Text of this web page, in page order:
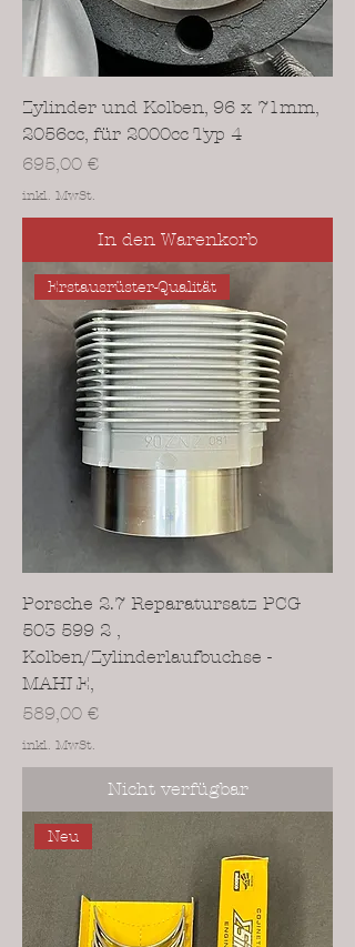
Zylinder und Kolben, 96 x 71mm,
2056cc, für 2000cc Typ 4
Preis
695,00 €
inkl. MwSt.
In den Warenkorb
Erstausrüster-Qualität
Porsche 2.7 Reparatursatz PCG
503 599 2 ,
Kolben/Zylinderlaufbuchse -
MAHLE,
Preis
589,00 €
inkl. MwSt.
Nicht verfügbar
Neu